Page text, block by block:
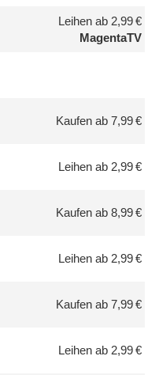
Leihen ab 2,99 €
MagentaTV
Kaufen ab 7,99 €
Leihen ab 2,99 €
Kaufen ab 8,99 €
Leihen ab 2,99 €
Kaufen ab 7,99 €
Leihen ab 2,99 €